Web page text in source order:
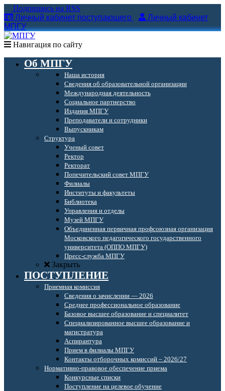
Подпишись на RSS
Личный кабинет поступающего
Личный кабинет
МПГУ
Навигация по сайту
Об МПГУ
Наша история
Сведения об образовательной организации
Международная деятельность
Социальное партнерство
Издания МПГУ
Преподаватели и сотрудники
Выпускникам
Структура
Ученый совет
Ректор
Ректорат
Попечительский совет МПГУ
Филиалы
Институты и факультеты
Библиотека
Управления и отделы
Музей МПГУ
Объединенная первичная профсоюзная организация
Московского педагогического государственного
университета (ОППО МПГУ)
Пресс-служба МПГУ
Закрыть
ПОСТУПЛЕНИЕ
Приемная комиссия
Сведения о зачислении — 2026
Среднее профессиональное образование
Базовое высшее образование и специалитет
Специализированное высшее образование и
магистратура
Аспирантура
Прием в филиалы МПГУ
Контакты отборочных комиссий – 2026/27
Нормативно-правовое обеспечение приема
Конкурсные списки
Поступление на целевое обучение